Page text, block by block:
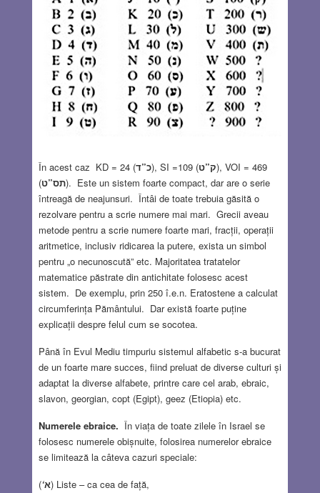
În acest caz KD = 24 (כ”ד), SI =109 (ק”ט), VOI = 469
(תס”ט). Este un sistem foarte compact, dar are o serie
întreagă de neajunsuri. Întâi de toate trebuia găsită o
rezolvare pentru a scrie numere mai mari. Grecii aveau
metode pentru a scrie numere foarte mari, fracții, operații
aritmetice, inclusiv ridicarea la putere, exista un simbol
pentru „o necunoscută” etc. Majoritatea tratatelor
matematice păstrate din antichitate folosesc acest
sistem. De exemplu, prin 250 î.e.n. Eratostene a calculat
circumferința Pământului. Dar există foarte puține
explicații despre felul cum se socotea.
Până în Evul Mediu timpuriu sistemul alfabetic s-a bucurat
de un foarte mare succes, fiind preluat de diverse culturi și
adaptat la diverse alfabete, printre care cel arab, ebraic,
slavon, georgian, copt (Egipt), geez (Etiopia) etc.
Numerele ebraice. În viața de toate zilele în Israel se
folosesc numerele obișnuite, folosirea numerelor ebraice
se limitează la câteva cazuri speciale:
(‘א) Liste – ca cea de față,